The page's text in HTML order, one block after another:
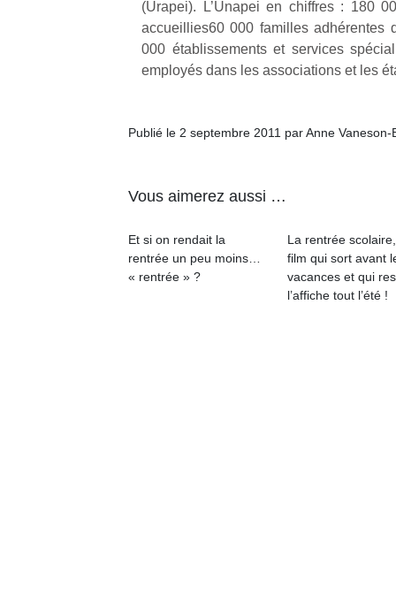
(Urapei). L’Unapei en chiffres : 180
accueillies60 000 familles adhérentes
000 établissements et services
employés dans les associations et les
Publié le 2 septembre 2011 par Anne Vaneson-
Vous aimerez aussi …
Et si on rendait la
rentrée un peu moins…
« rentrée » ?
La rentrée
film qui sort avant
vacances et qui
l’affiche tout l’été !
physique
ou
apprentissage…